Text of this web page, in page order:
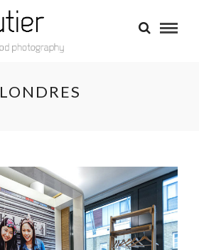
LONDRES